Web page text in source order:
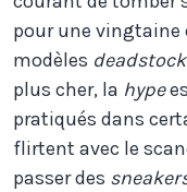
pour une vingtaine
modèles deadstock
plus cher, la hype
pratiqués dans
flirtent avec le
passer des